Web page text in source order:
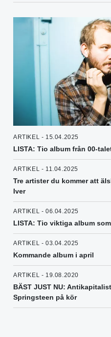
ARTIKEL - 15.04.2025
LISTA: Tio album från 00-
ARTIKEL - 11.04.2025
Tre artister du kommer att
Iver
ARTIKEL - 06.04.2025
LISTA: Tio viktiga album
ARTIKEL - 03.04.2025
Kommande album i april
ARTIKEL - 19.08.2020
BÄST JUST NU:
Springsteen på kör